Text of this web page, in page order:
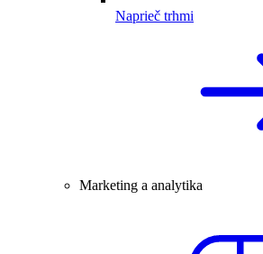
Naprieč trhmi
Marketing a analytika